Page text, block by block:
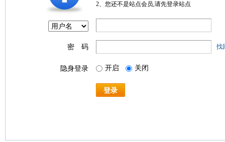
2、您还不是站点会员,请先登录站点
密 码 找
隐身登录 开启 关闭
登录